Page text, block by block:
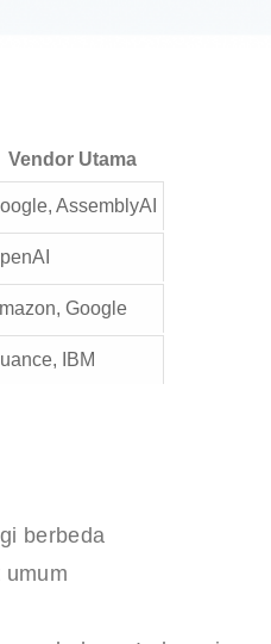
Vendor Utama
AssemblyAI
Google
IBM
berbeda